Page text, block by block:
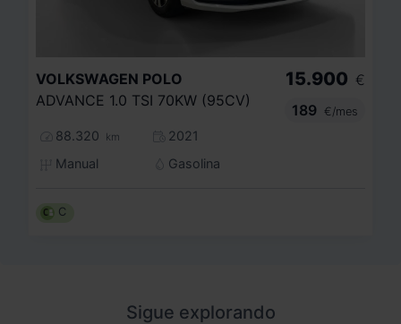
VOLKSWAGEN POLO
ADVANCE 1.0 TSI 70KW (95CV)
88.320 km
2021
Manual
Gasolina
15.900 €
189
€/mes
C
Sigue explorando